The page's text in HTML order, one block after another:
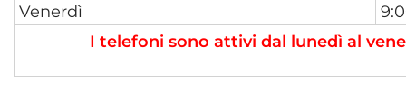
Venerdì
I telefoni sono attivi dal lunedì al